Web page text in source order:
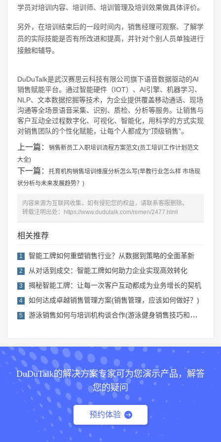
学员对培训内容、培训师、培训管理及培训效果做具体评价。
另外，在培训结束后的一段时间内，销售经理可观察、了解学
员的实际技能是否有所改进和提高，并针对个别人员单独进行
接触和辅导。
DuDuTalk是武汉赛思云科技有限公司旗下语音数据驱动的AI
销售赋能平台。通过智能硬件（IOT）、AI引擎、机器学习、
NLP、文本数据挖掘等技术，为企业提供覆盖移动通话、现场
沟通等全场景语音采集、识别、质检、分析等服务。让销售与
客户互动全过程数字化、可视化、智能化，用科学的方式实现
对销售团队的个性化赋能，让每个人都成为“顶级销售”。
上一篇：
销售新员工入职培训流程方案范文(员工培训工作计划范文
大全)
下一篇：
托育机构销售培训维度分析怎么写(早教行业怎么样 市场现
状分析与未来发展趋势？)
内容来源为互联网收集，如有侵犯您的权益，请联系客服删除。
转载注明出处：
https://www.dudutalk.com/remen/2477.html
相关推荐
1 智能工牌如何重塑销售行业？从数据到策略的全面革新
2 从对话到成交：智能工牌如何助力企业实现高效转化
3 揭秘智能工牌：让每一次客户互动都成为业务增长的契机
4 如何达成卓越销售管理方案(销售管理，应该如何做好？)
5 游泳销售如何与培训机构谈合作(游泳健身销售技巧和话术)
DuDuTalk的解决方案专家可为您演示产品，解答
您的疑问
预约体验